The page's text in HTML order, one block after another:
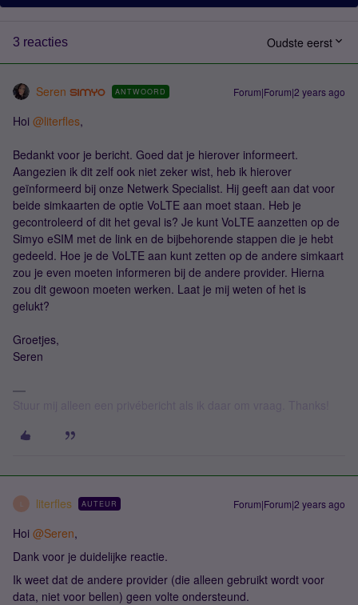
3 reacties Oudste eerst
Seren ANTWOORD Forum|Forum|2 years ago
Hoi @literfles,
Bedankt voor je bericht. Goed dat je hierover informeert.
Aangezien ik dit zelf ook niet zeker wist, heb ik hierover
geïnformeerd bij onze Netwerk Specialist. Hij geeft aan dat voor
beide simkaarten de optie VoLTE aan moet staan. Heb je
gecontroleerd of dit het geval is? Je kunt VoLTE aanzetten op de
Simyo eSIM met de link en de bijbehorende stappen die je hebt
gedeeld. Hoe je de VoLTE aan kunt zetten op de andere simkaart
zou je even moeten informeren bij de andere provider. Hierna
zou dit gewoon moeten werken. Laat je mij weten of het is
gelukt?
Groetjes,
Seren
literfles AUTEUR Forum|Forum|2 years ago
Hoi @Seren,
Dank voor je duidelijke reactie.
Ik weet dat de andere provider (die alleen gebruikt wordt voor
data, niet voor bellen) geen volte ondersteund.